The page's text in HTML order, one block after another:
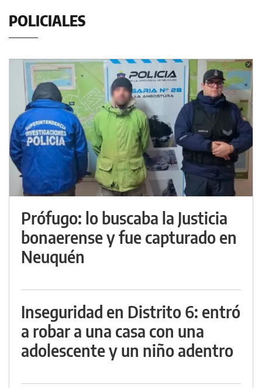
POLICIALES
Prófugo: lo buscaba la Justicia
bonaerense y fue capturado en
Neuquén
Inseguridad en Distrito 6: entró
a robar a una casa con una
adolescente y un niño adentro